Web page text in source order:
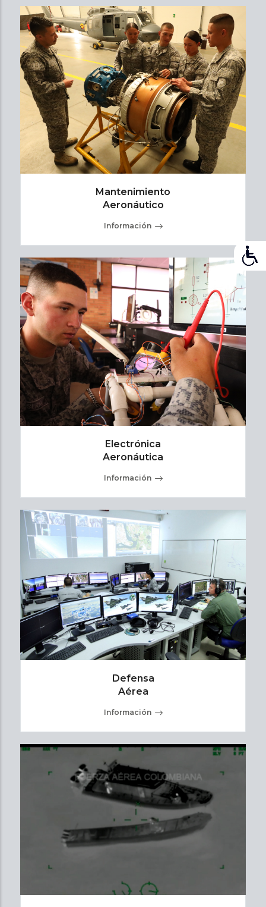
Mantenimiento
Aeronáutico
Información
Electrónica
Aeronáutica
Información
Defensa
Aérea
Información